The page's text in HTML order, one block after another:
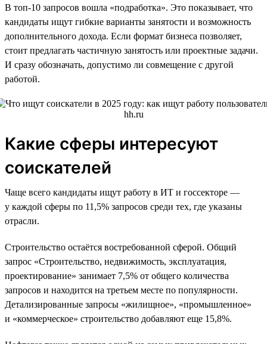
В топ-10 запросов вошла «подработка». Это показывает, что
кандидаты ищут гибкие варианты занятости и возможность
дополнительного дохода. Если формат бизнеса позволяет,
стоит предлагать частичную занятость или проектные задачи.
И сразу обозначать, допустимо ли совмещение с другой
работой.
Какие сферы интересуют
соискателей
Чаще всего кандидаты ищут работу в ИТ и госсекторе —
у каждой сферы по 11,5% запросов среди тех, где указаны
отрасли.
Строительство остаётся востребованной сферой. Общий
запрос «Строительство, недвижимость, эксплуатация,
проектирование» занимает 7,5% от общего количества
запросов и находится на третьем месте по популярности.
Детализированные запросы «жилищное», «промышленное»
и «коммерческое» строительство добавляют еще 15,8%.